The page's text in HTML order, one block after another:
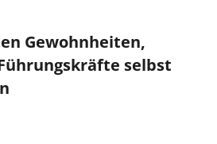
Gewohnheiten,
selbst